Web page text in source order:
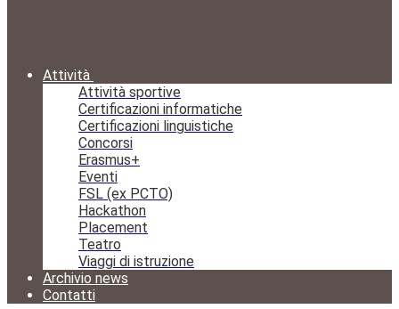
Attività
Attività sportive
Certificazioni informatiche
Certificazioni linguistiche
Concorsi
Erasmus+
Eventi
FSL (ex PCTO)
Hackathon
Placement
Teatro
Viaggi di istruzione
Archivio news
Contatti